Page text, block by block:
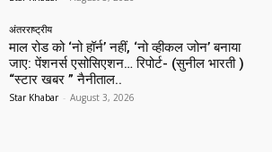
अंतरराष्ट्रीय
माल रोड को ‘नो हॉर्न’ नहीं, ‘नो व्हीकल जोन’ बनाया
जाए: पेंशनर्स एसोसिएशन… रिपोर्ट- (सुनील भारती )
“स्टार खबर ” नैनीताल..
Star Khabar - August 3, 2026